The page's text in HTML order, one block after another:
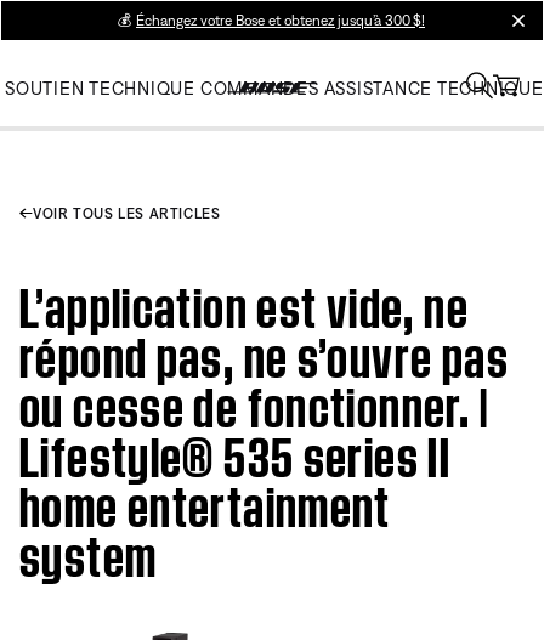
💰 Échangez votre Bose et obtenez jusqu’à 300 $!
SOUTIEN TECHNIQUE COMMANDES ASSISTANCE TECHNIQUE
VOIR TOUS LES ARTICLES
L’application est vide, ne
répond pas, ne s’ouvre pas
ou cesse de fonctionner. |
Lifestyle® 535 series II
home entertainment
system